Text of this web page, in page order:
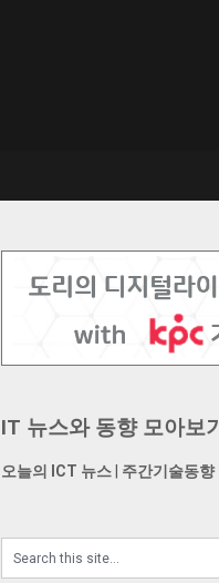
IT 뉴스와 동향 모아보기
오늘의 ICT 뉴스 주간기술동향